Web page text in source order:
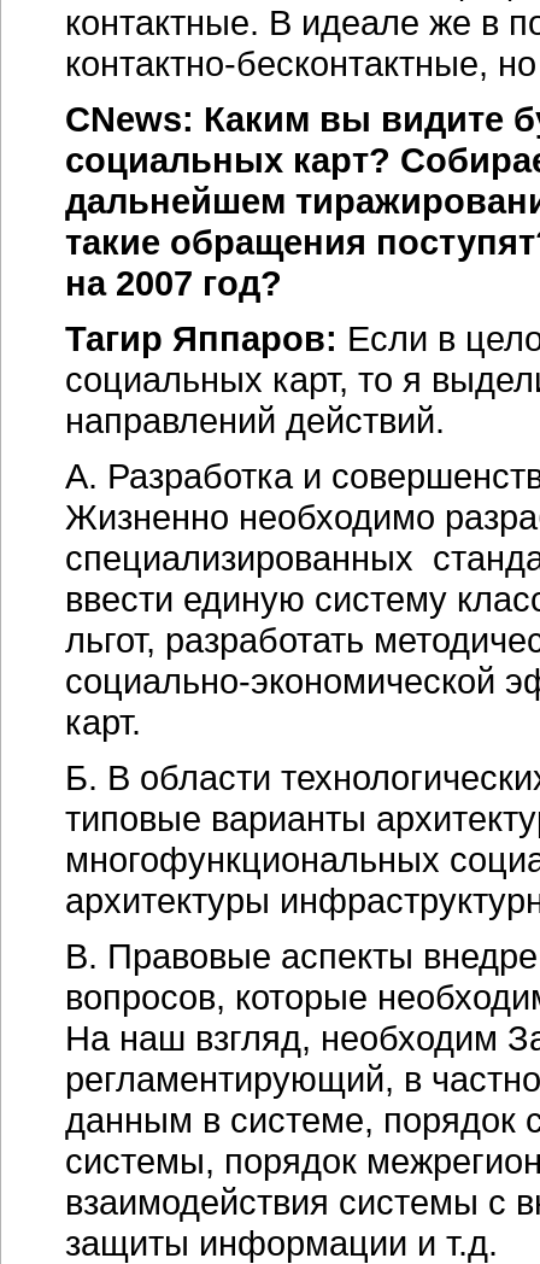
контактные. В идеале же в
контактно-бесконтактные,
CNews: Каким вы видите
социальных карт?
дальнейшем
такие обращения
на 2007 год?
Тагир Яппаров: Если в
социальных карт, то я
направлений действий.
А. Разработка и
Жизненно необходимо
специализированных
ввести единую систему
льгот, разработать
социально-экономической
карт.
Б. В области
типовые варианты
многофункциональных
архитектуры
В. Правовые аспекты
вопросов, которые
На наш взгляд, необходим
регламентирующий, в
данным в системе, порядок
системы, порядок
взаимодействия системы с
защиты информации и т.д.